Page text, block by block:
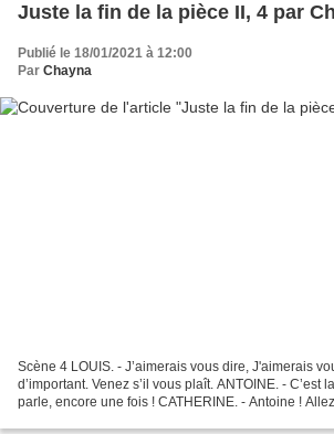
Juste la fin de la pièce II, 4 par
Publié le 18/01/2021 à 12:00
Par Chayna
Scène 4 LOUIS. - J’aimerais vous dire, J'aimerais
d’important. Venez s’il vous plaît. ANTOINE. - C’est
parle, encore une fois ! CATHERINE. - Antoine !